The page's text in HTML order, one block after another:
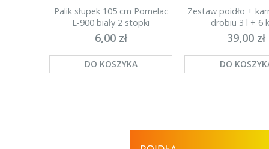
Palik słupek 105 cm Pomelac
L-900 biały 2 stopki
(najmocniejszy)
6,00 zł
DO KOSZYKA
Zestaw poidło +
drobiu 3 l + 6
39,00 zł
DO